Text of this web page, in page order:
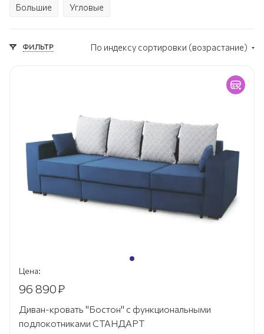
Большие Угловые
ФИЛЬТР По индексу сортировки (возрастание)
Цена:
96 890₽
Диван-кровать "Бостон" с функциональными
подлокотниками СТАНДАРТ